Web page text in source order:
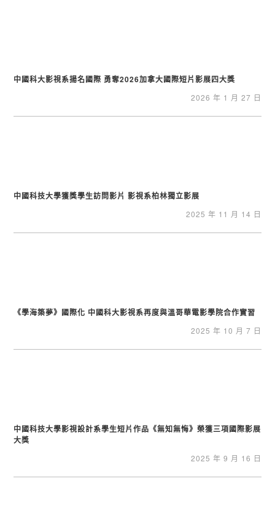
中國科大影視系揚名國際 勇奪2026加拿大國際短片影展四大獎
2026 年 1 月 27 日
中國科技大學獲獎學生訪問影片 影視系柏林獨立影展
2025 年 11 月 14 日
《學海築夢》國際化 中國科大影視系再度與溫哥華電影學院合作實習
2025 年 10 月 7 日
中國科技大學影視設計系學生短片作品《無知無悔》榮獲三項國際影展
大獎
2025 年 9 月 16 日